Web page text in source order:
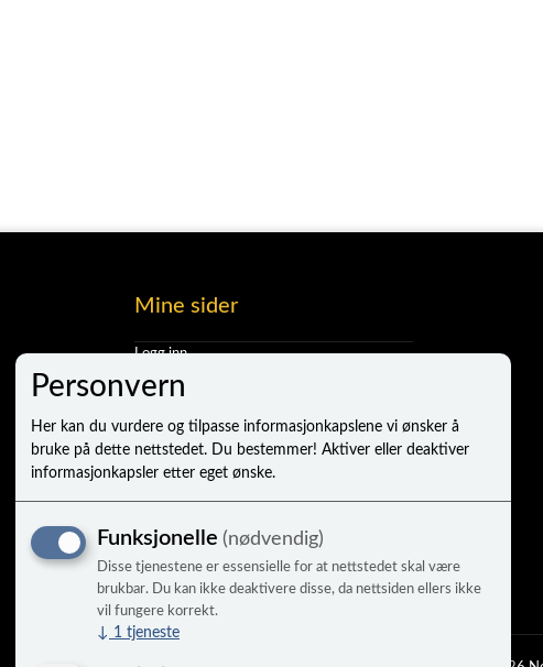
Mine sider
Logg inn
Vilkår
Personvernerklæring
Administrer cookies
Personvern
Her kan du vurdere og tilpasse informasjonkapslene vi ønsker å
bruke på dette nettstedet. Du bestemmer! Aktiver eller deaktiver
informasjonkapsler etter eget ønske.
Funksjonelle (nødvendig)
Disse tjenestene er essensielle for at nettstedet skal være
brukbar. Du kan ikke deaktivere disse, da nettsiden ellers ikke
vil fungere korrekt.
↓ 1 tjeneste